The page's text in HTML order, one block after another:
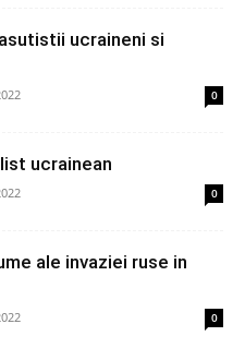
ucraineni si
0
ucrainean
0
ale invaziei ruse in
0